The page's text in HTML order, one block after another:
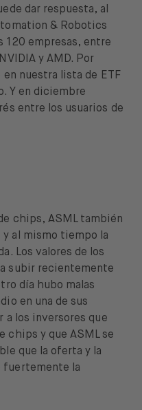
dar respuesta, al
& Robotics
120 empresas, entre
y AMD. Por
nuestra lista de ETF
Y en diciembre
entre los usuarios de
chips, ASML también
al mismo tiempo la
Los valores de los
subir recientemente
día hubo malas
en una de sus
a los inversores que
chips y que ASML se
que la oferta y la
fuertemente la